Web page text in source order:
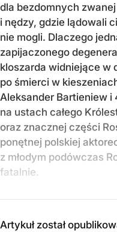
dla bezdomnych
i nędzy, gdzie lądowali
nie mogli. Dlaczego
zapijaczonego
kloszarda widniejące w
po śmierci w
Aleksander Bartieniew i
na ustach całego
oraz znacznej części
ponętnej polskiej
z młodym podówczas
fatalnie.
Artykuł został